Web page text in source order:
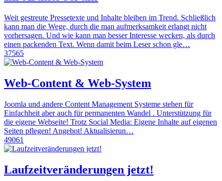
Weit gestreute Pressetexte und Inhalte bleiben im Trend. Schließlich
kann man die Wege, durch die man aufmerksamkeit erlangt nicht
vorhersagen. Und wie kann man besser Interesse wecken, als durch
einen packenden Text. Wenn damit beim Leser schon gle…
37565
Web-Content & Web-System
Joomla und andere Content Management Systeme stehen für
Einfachheit aber auch für permanenten Wandel . Unterstützung für
die eigene Webseite! Trotz Social Media: Eigene Inhalte auf eigenen
Seiten pflegen! Angebot! Aktualisierun…
49061
Laufzeitveränderungen jetzt!